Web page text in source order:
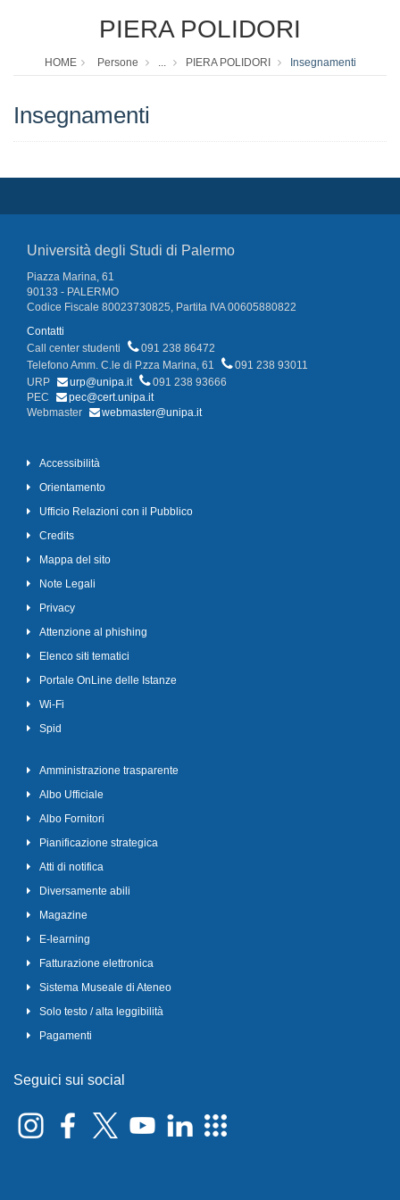
PIERA POLIDORI
HOME Persone ... PIERA POLIDORI Insegnamenti
Insegnamenti
Università degli Studi di Palermo
Piazza Marina, 61
90133 - PALERMO
Codice Fiscale 80023730825, Partita IVA 00605880822
Contatti
Call center studenti
091 238 86472
Telefono Amm. C.le di P.zza Marina, 61
091 238 93011
URP
urp@unipa.it
091 238 93666
PEC
pec@cert.unipa.it
Webmaster
webmaster@unipa.it
Accessibilità
Orientamento
Ufficio Relazioni con il Pubblico
Credits
Mappa del sito
Note Legali
Privacy
Attenzione al phishing
Elenco siti tematici
Portale OnLine delle Istanze
Wi-Fi
Spid
Amministrazione trasparente
Albo Ufficiale
Albo Fornitori
Pianificazione strategica
Atti di notifica
Diversamente abili
Magazine
E-learning
Fatturazione elettronica
Sistema Museale di Ateneo
Solo testo / alta leggibilità
Pagamenti
Seguici sui social